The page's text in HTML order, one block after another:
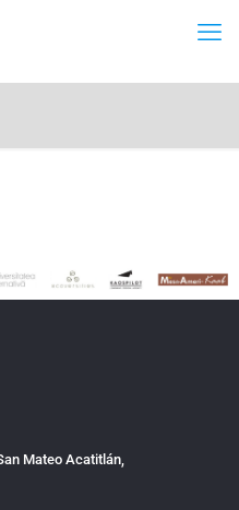
Mateo Acatitlán,